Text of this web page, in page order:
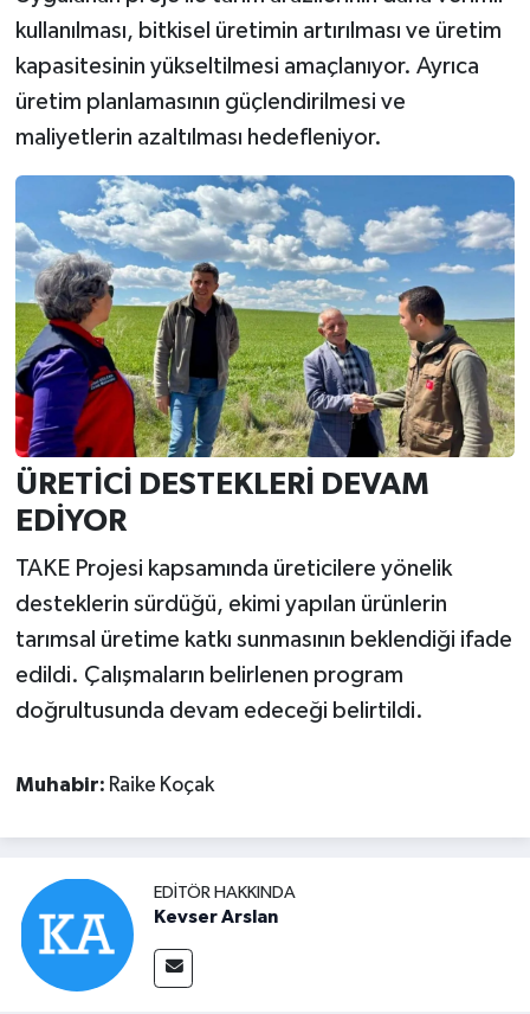
kullanılması, bitkisel üretimin artırılması ve üretim
kapasitesinin yükseltilmesi amaçlanıyor. Ayrıca
üretim planlamasının güçlendirilmesi ve
maliyetlerin azaltılması hedefleniyor.
ÜRETİCİ DESTEKLERİ DEVAM
EDİYOR
TAKE Projesi kapsamında üreticilere yönelik
desteklerin sürdüğü, ekimi yapılan ürünlerin
tarımsal üretime katkı sunmasının beklendiği ifade
edildi. Çalışmaların belirlenen program
doğrultusunda devam edeceği belirtildi.
Muhabir: Raike Koçak
EDITÖR HAKKINDA
Kevser Arslan